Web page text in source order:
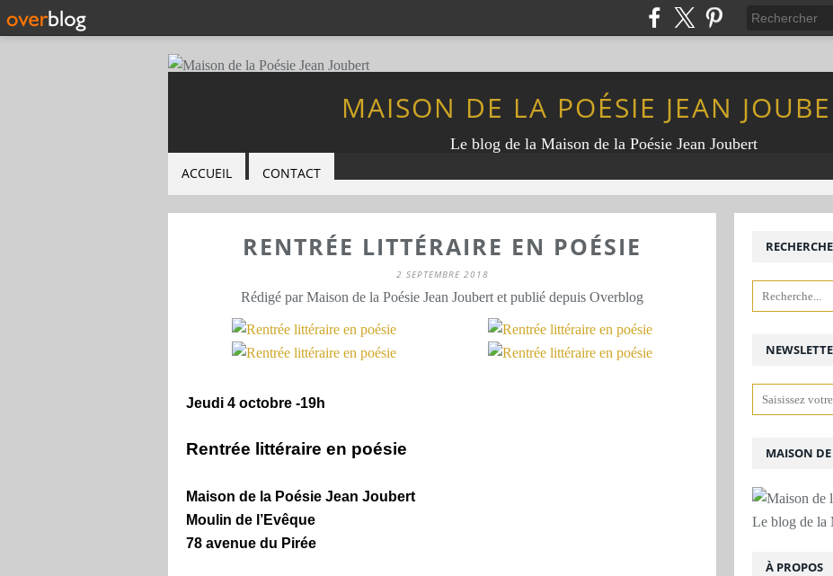
MAISON DE LA POÉSIE JEAN
Le blog de la Maison de la Poésie Jean Joubert
ACCUEIL CONTACT
RENTRÉE LITTÉRAIRE EN POÉSIE
2 SEPTEMBRE 2018
Rédigé par Maison de la Poésie Jean Joubert et publié depuis Overblog
Jeudi 4 octobre -19h
Rentrée littéraire en poésie
Maison de la Poésie Jean Joubert
Moulin de l’Evêque
78 avenue du Pirée
RECHERCHE
MAISON DE
Le blog de la
À PROPOS